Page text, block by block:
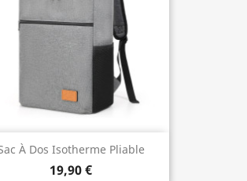
À Dos Isotherme Pliable
19,90 €